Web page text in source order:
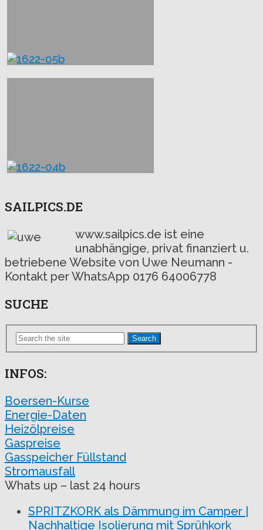
SAILPICS.DE
www.sailpics.de ist eine
unabhängige, privat finanziert u.
betriebene Website von Uwe Neumann -
Kontakt per WhatsApp 0176 64006778
SUCHE
Search
INFOS:
Boersen-Kurse
Energie-Daten
Heizölpreise
Gaspreise
Gasspeicher Füllstand
Stromausfall
Whats up – last 24 hours
SPRITZKORK als Dämmung im Camper |
Nachhaltige Isolierung mit Sprühkork